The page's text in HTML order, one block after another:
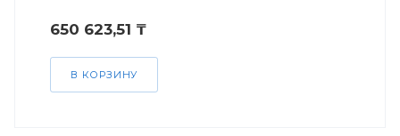
650 623,51 ₸
В КОРЗИНУ